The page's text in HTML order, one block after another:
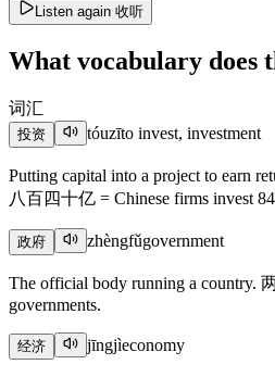
Listen again 收听
What vocabulary does
词汇
投资 tóuzīto invest, investment
Putting capital into a project to earn
八百四十亿 = Chinese firms invest
政府 zhèngfǔgovernment
The official body running a country.
governments.
经济 jīngjìeconomy